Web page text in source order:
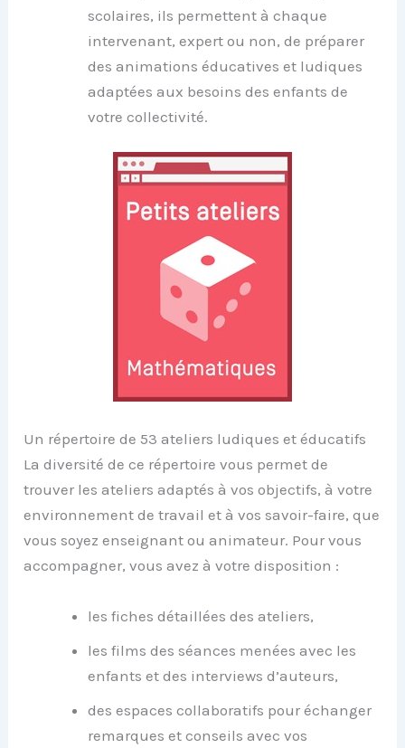
scolaires, ils permettent à chaque
intervenant, expert ou non, de préparer
des animations éducatives et ludiques
adaptées aux besoins des enfants de
votre collectivité.
Un répertoire de 53 ateliers ludiques et éducatifs
La diversité de ce répertoire vous permet de
trouver les ateliers adaptés à vos objectifs, à votre
environnement de travail et à vos savoir-faire, que
vous soyez enseignant ou animateur. Pour vous
accompagner, vous avez à votre disposition :
les fiches détaillées des ateliers,
les films des séances menées avec les
enfants et des interviews d’auteurs,
des espaces collaboratifs pour échanger
remarques et conseils avec vos